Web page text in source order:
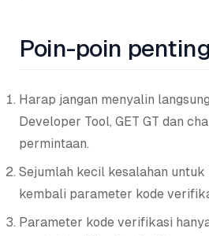
Poin-poin penting
Harap jangan menyalin
Developer Tool, GET GT dan
permintaan.
Sejumlah kecil kesalahan untuk
kembali parameter kode
Parameter kode verifikasi